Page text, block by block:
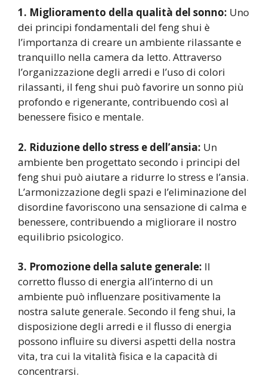
1. Miglioramento della qualità del sonno: Uno
dei principi fondamentali del feng shui è
l’importanza di creare un ambiente rilassante e
tranquillo nella camera da letto. Attraverso
l’organizzazione degli arredi e l’uso di colori
rilassanti, il feng shui può favorire un sonno più
profondo e rigenerante, contribuendo così al
benessere fisico e mentale.
2. Riduzione dello stress e dell’ansia: Un
ambiente ben progettato secondo i principi del
feng shui può aiutare a ridurre lo stress e l’ansia.
L’armonizzazione degli spazi e l’eliminazione del
disordine favoriscono una sensazione di calma e
benessere, contribuendo a migliorare il nostro
equilibrio psicologico.
3. Promozione della salute generale: Il
corretto flusso di energia all’interno di un
ambiente può influenzare positivamente la
nostra salute generale. Secondo il feng shui, la
disposizione degli arredi e il flusso di energia
possono influire su diversi aspetti della nostra
vita, tra cui la vitalità fisica e la capacità di
concentrarsi.